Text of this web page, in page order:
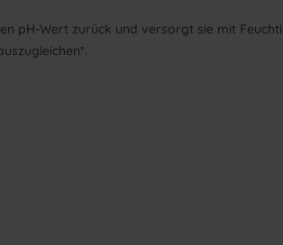
pH-Wert zurück und versorgt sie mit